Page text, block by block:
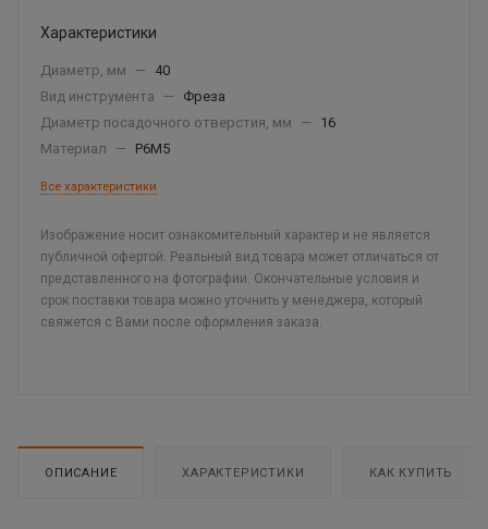
Характеристики
Диаметр, мм —
40
Вид инструмента
—
Фреза
Диаметр посадочного отверстия, мм
—
16
Материал
— Р6М5
Все характеристики
Изображение носит ознакомительный характер и не является
публичной офертой. Реальный вид товара может отличаться от
представленного на фотографии. Окончательные условия и
срок поставки товара можно уточнить у менеджера, который
свяжется с Вами после оформления заказа.
ОПИСАНИЕ ХАРАКТЕРИСТИКИ КАК КУПИТЬ